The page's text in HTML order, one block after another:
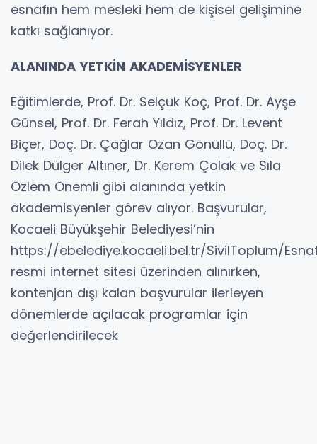
esnafın hem mesleki hem de kişisel gelişimine
katkı sağlanıyor.
ALANINDA YETKİN AKADEMİSYENLER
Eğitimlerde, Prof. Dr. Selçuk Koç, Prof. Dr. Ayşe
Günsel, Prof. Dr. Ferah Yıldız, Prof. Dr. Levent
Biçer, Doç. Dr. Çağlar Ozan Gönüllü, Doç. Dr.
Dilek Dülger Altıner, Dr. Kerem Çolak ve Sıla
Özlem Önemli gibi alanında yetkin
akademisyenler görev alıyor. Başvurular,
Kocaeli Büyükşehir Belediyesi’nin
https://ebelediye.kocaeli.bel.tr/SivilToplum/
resmi internet sitesi üzerinden alınırken,
kontenjan dışı kalan başvurular ilerleyen
dönemlerde açılacak programlar için
değerlendirilecek